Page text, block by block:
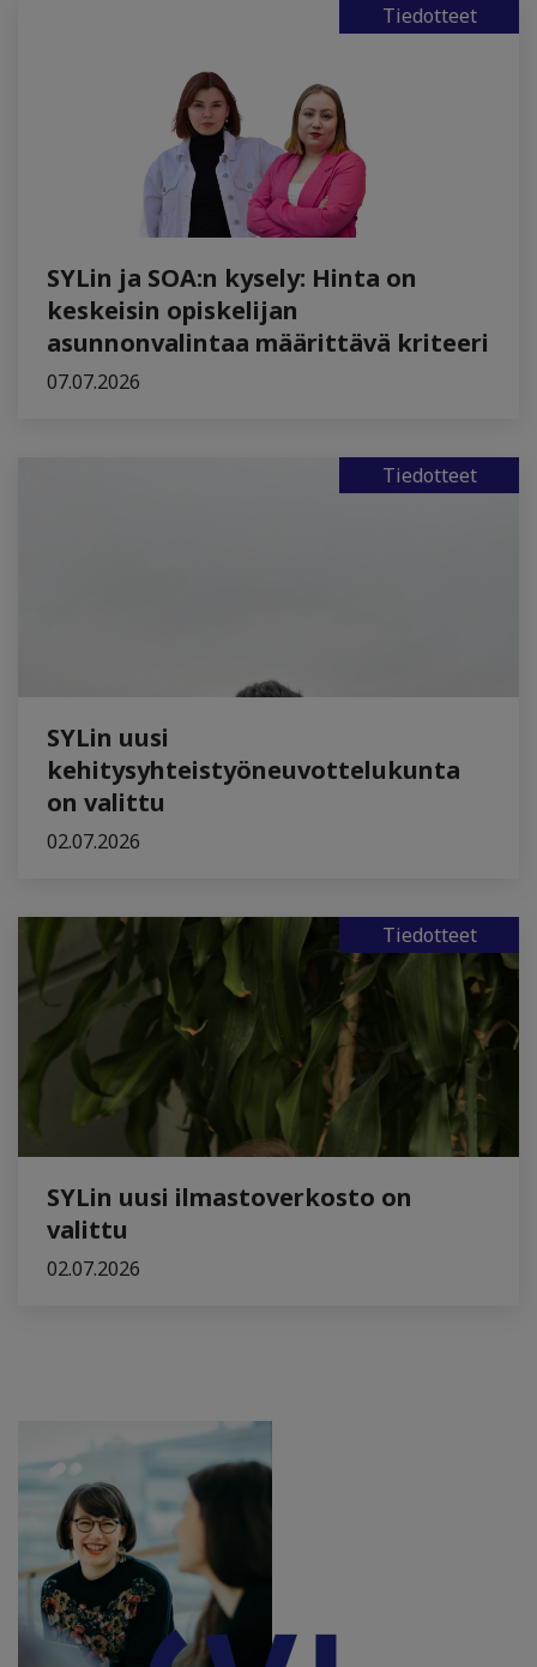
Tiedotteet
SYLin ja SOA:n kysely: Hinta on
keskeisin opiskelijan
asunnonvalintaa määrittävä kriteeri
07.07.2026
Tiedotteet
SYLin uusi
kehitysyhteistyöneuvottelukunta
on valittu
02.07.2026
Tiedotteet
SYLin uusi ilmastoverkosto on
valittu
02.07.2026